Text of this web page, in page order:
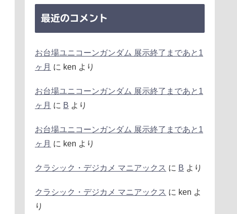
最近のコメント
お台場ユニコーンガンダム 展示終了まであと1
ヶ月 に ken より
お台場ユニコーンガンダム 展示終了まであと1
ヶ月 に B より
お台場ユニコーンガンダム 展示終了まであと1
ヶ月 に ken より
クラシック・デジカメ マニアックス に B より
クラシック・デジカメ マニアックス に ken よ
り